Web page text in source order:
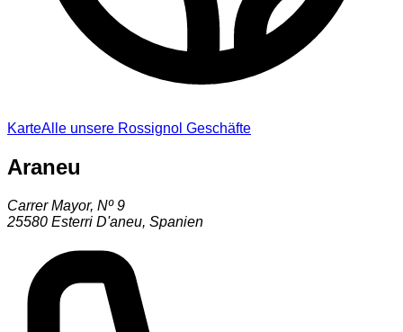
KarteAlle unsere Rossignol Geschäfte
Araneu
Carrer Mayor, Nº 9
25580 Esterri D'aneu, Spanien